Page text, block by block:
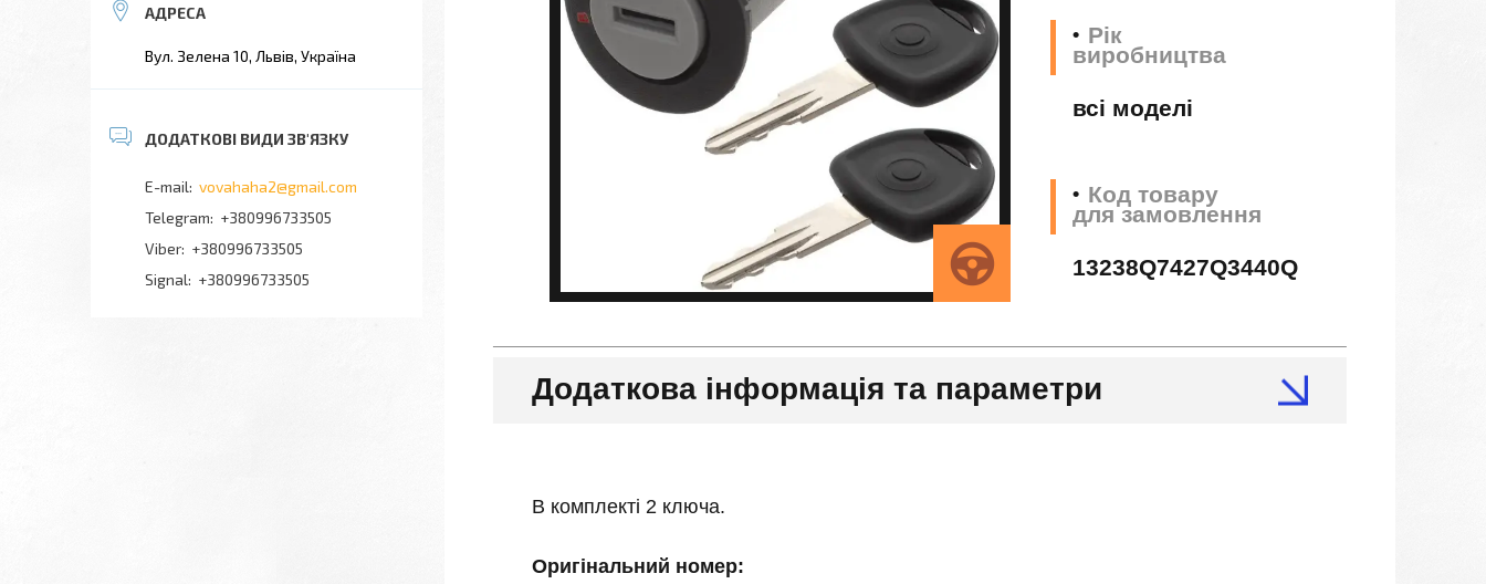
Рік
виробництва
всі моделі
Код товару
для замовлення
13238Q7427Q3440Q
Додаткова інформація та параметри
В комплекті 2 ключа.
Оригінальний номер:
Вул. Зелена 10, Львів, Україна
vovahaha2@gmail.com
+380996733505
+380996733505
Signal
+380996733505